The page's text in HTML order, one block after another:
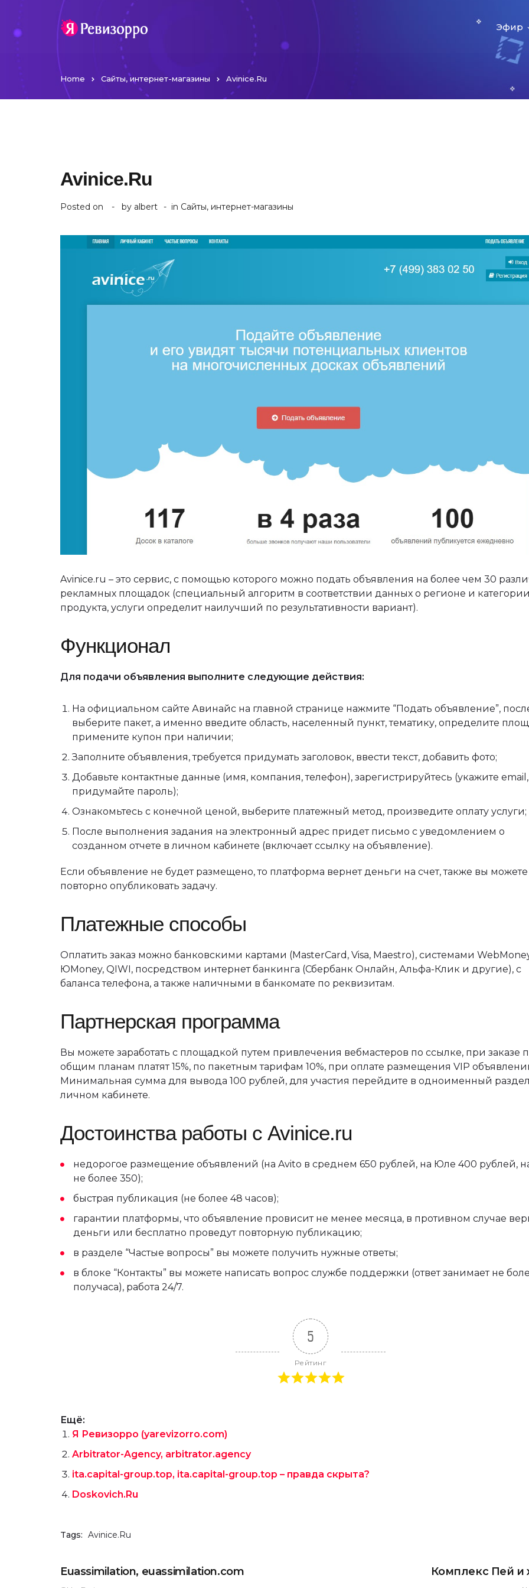
Эфир
Home Сайты, интернет-магазины Avinice.Ru
Avinice.Ru
Posted on by albert in Сайты, интернет-магазины
Avinice.ru – это сервис, с помощью которого можно подать объявления на более чем 30
рекламных площадок (специальный алгоритм в соответствии данных о регионе и
продукта, услуги определит наилучший по результативности вариант).
Функционал
Для подачи объявления выполните следующие действия:
На официальном сайте Авинайс на главной странице нажмите “Подать объявление”,
выберите пакет, а именно введите область, населенный пункт, тематику, определите
примените купон при наличии;
Заполните объявления, требуется придумать заголовок, ввести текст, добавить фото;
Добавьте контактные данные (имя, компания, телефон), зарегистрируйтесь (укажите email,
придумайте пароль);
Ознакомьтесь с конечной ценой, выберите платежный метод, произведите оплату услуги;
После выполнения задания на электронный адрес придет письмо с уведомлением о
созданном отчете в личном кабинете (включает ссылку на объявление).
Если объявление не будет размещено, то платформа вернет деньги на счет, также вы можете
повторно опубликовать задачу.
Платежные способы
Оплатить заказ можно банковскими картами (MasterCard, Visa, Maestro), системами
ЮMoney, QIWI, посредством интернет банкинга (Сбербанк Онлайн, Альфа-Клик и другие), с
баланса телефона, а также наличными в банкомате по реквизитам.
Партнерская программа
Вы можете заработать с площадкой путем привлечения вебмастеров по ссылке, при заказе
общим планам платят 15%, по пакетным тарифам 10%, при оплате размещения VIP
Минимальная сумма для вывода 100 рублей, для участия перейдите в одноименный
личном кабинете.
Достоинства работы с Avinice.ru
недорогое размещение объявлений (на Avito в среднем 650 рублей, на Юле 400 рублей,
не более 350);
быстрая публикация (не более 48 часов);
гарантии платформы, что объявление провисит не менее месяца, в противном случае
деньги или бесплатно проведут повторную публикацию;
в разделе “Частые вопросы” вы можете получить нужные ответы;
в блоке “Контакты” вы можете написать вопрос службе поддержки (ответ занимает не
получаса), работа 24/7.
5
Рейтинг
Ещё:
Я Ревизорро (yarevizorro.com)
Arbitrator-Agency, arbitrator.agency
ita.capital-group.top, ita.capital-group.top – правда скрыта?
Doskovich.Ru
Tags: Avinice.Ru
Euassimilation, euassimilation.com Комплекс Пей и